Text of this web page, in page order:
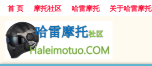
首 页 摩托社区 哈雷摩托 关于哈雷摩托